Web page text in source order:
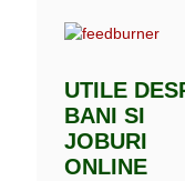
UTILE
BANI SI
JOBURI
ONLINE